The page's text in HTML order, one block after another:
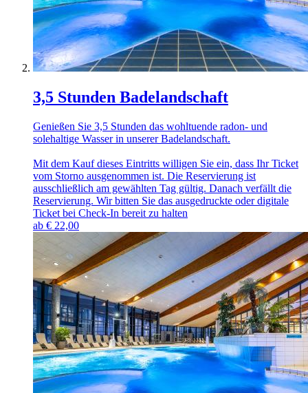
3,5 Stunden Badelandschaft
Genießen Sie 3,5 Stunden das wohltuende radon- und
solehaltige Wasser in unserer Badelandschaft.
Mit dem Kauf dieses Eintritts willigen Sie ein, dass Ihr Ticket
vom Storno ausgenommen ist. Die Reservierung ist
ausschließlich am gewählten Tag gültig. Danach verfällt die
Reservierung. Wir bitten Sie das ausgedruckte oder digitale
Ticket bei Check-In bereit zu halten
ab € 22,00